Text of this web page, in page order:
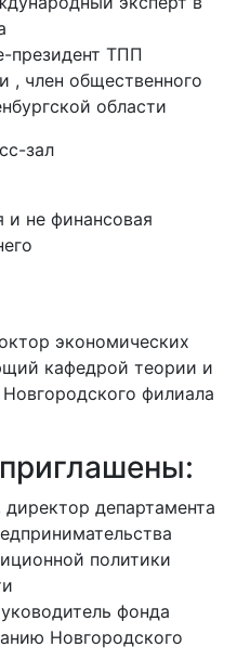
президент ТПП
, член общественного
области
зал
и не финансовая
экономических
кафедрой теории и
филиала
директор департамента
политики
фонда
Новгородского